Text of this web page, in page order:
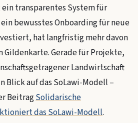
transparentes System für
bewusstes Onboarding für neue
hat langfristig mehr davon
Gildenkarte. Gerade für Projekte,
Landwirtschaft
Blick auf das SoLawi-Modell –
BeitragSolidarische
das SoLawi-Modell.